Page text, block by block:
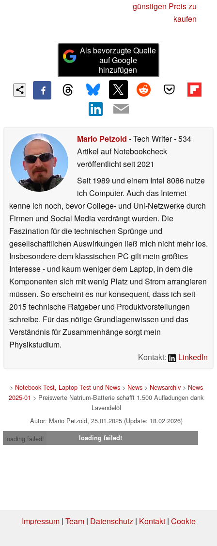
günstigen Preis zu
kaufen
Als bevorzugte Quelle
auf Google
hinzufügen
Mario Petzold - Tech Writer- 534
Artikel auf Notebookcheck
veröffentlichtseit 2021
Seit 1989 und einem Intel 8086 nutze
ich Computer. Auch das Internet
kenne ich noch, bevor College- und Uni-Netzwerke durch
Firmen und Social Media verdrängt wurden. Die
Faszination für die technischen Sprünge und
gesellschaftlichen Auswirkungen ließ mich nicht mehr los.
Insbesondere dem klassischen PC gilt mein größtes
Interesse - und kaum weniger dem Laptop, in dem die
Komponenten sich mit wenig Platz und Strom arrangieren
müssen. So erscheint es nur konsequent, dass ich seit
2015 technische Ratgeber und Produktvorstellungen
schreibe. Für das nötige Grundlagenwissen und das
Verständnis für Zusammenhänge sorgt mein
Physikstudium.
Kontakt:
LinkedIn
> Notebook Test, Laptop Test und News> News> Newsarchiv> News
2025-01 > Preiswerte Natrium-Batterie schafft 1.500 Aufladungen dank
Lavendelöl
Autor: Mario Petzold, 25.01.2025 (Update: 18.02.2026)
loading failed!
loading failed!
Impressum| Team| Datenschutz| Kontakt| Cookie